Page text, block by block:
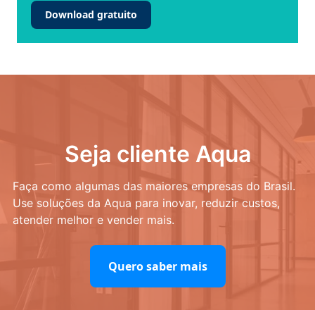
Download gratuito
Seja cliente Aqua
Faça como algumas das maiores empresas do Brasil.
Use soluções da Aqua para inovar, reduzir custos,
atender melhor e vender mais.
Quero saber mais